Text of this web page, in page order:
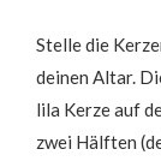
Stelle die
deinen Altar.
lila Kerze auf
zwei Hälften